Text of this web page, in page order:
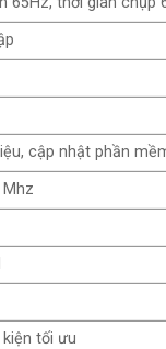
cập nhật phần
tối ưu